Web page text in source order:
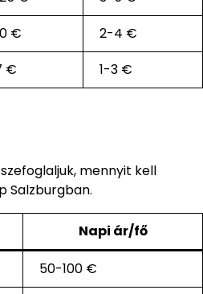
€
2-4 €
€ 1-3 €
mennyit kell
Salzburgban.
Napi ár/fő
50-100 €